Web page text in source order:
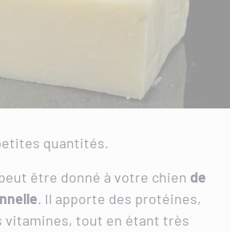
quantités.
être donné à votre chien de
. Il apporte des protéines,
vitamines, tout en étant très